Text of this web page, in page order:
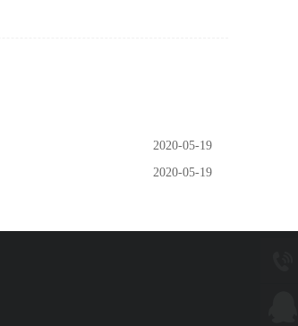
2020-05-19
2020-05-19